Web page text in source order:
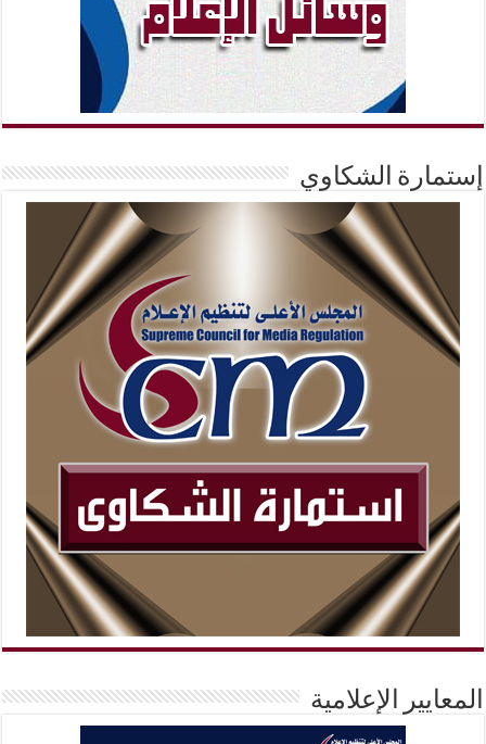
إستمارة الشكاوي
المعايير الإعلامية